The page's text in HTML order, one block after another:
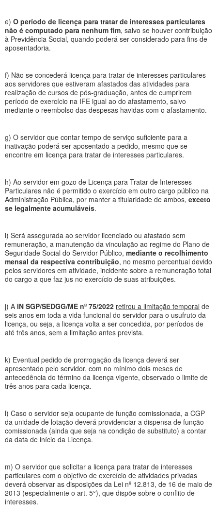
e) O período de licença para tratar de interesses particulares
não é computado para nenhum fim, salvo se houver contribuição
à Previdência Social, quando poderá ser considerado para fins de
aposentadoria.
f) Não se concederá licença para tratar de interesses particulares
aos servidores que estiveram afastados das atividades para
realização de cursos de pós-graduação, antes de cumprirem
período de exercício na IFE igual ao do afastamento, salvo
mediante o reembolso das despesas havidas com o afastamento.
g) O servidor que contar tempo de serviço suficiente para a
inativação poderá ser aposentado a pedido, mesmo que se
encontre em licença para tratar de interesses particulares.
h) Ao servidor em gozo de Licença para Tratar de Interesses
Particulares não é permitido o exercício em outro cargo público na
Administração Pública, por manter a titularidade de ambos, exceto
se legalmente acumuláveis.
i) Será assegurada ao servidor licenciado ou afastado sem
remuneração, a manutenção da vinculação ao regime do Plano de
Seguridade Social do Servidor Público, mediante o recolhimento
mensal da respectiva contribuição, no mesmo percentual devido
pelos servidores em atividade, incidente sobre a remuneração total
do cargo a que faz jus no exercício de suas atribuições.
j) A IN SGP/SEDGG/ME nº 75/2022 retirou a limitação temporal de
seis anos em toda a vida funcional do servidor para o usufruto da
licença, ou seja, a licença volta a ser concedida, por períodos de
até três anos, sem a limitação antes prevista.
k) Eventual pedido de prorrogação da licença deverá ser
apresentado pelo servidor, com no mínimo dois meses de
antecedência do término da licença vigente, observado o limite de
três anos para cada licença.
l) Caso o servidor seja ocupante de função comissionada, a CGP
da unidade de lotação deverá providenciar a dispensa de função
comissionada (ainda que seja na condição de substituto) a contar
da data de início da Licença.
m) O servidor que solicitar a licença para tratar de interesses
particulares com o objetivo de exercício de atividades privadas
deverá observar as disposições da Lei nº 12.813, de 16 de maio de
2013 (especialmente o art. 5°), que dispõe sobre o conflito de
interesses.